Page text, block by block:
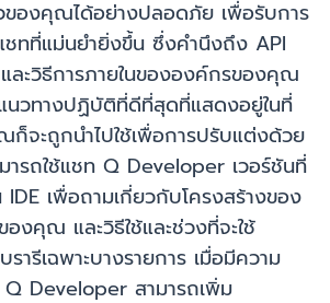
ของคุณได้อย่างปลอดภัย เพื่อรับการ
ทที่แม่นยำยิ่งขึ้น ซึ่งคำนึงถึง API
ละวิธีการภายในขององค์กรของคุณ
นวทางปฏิบัติที่ดีที่สุดที่แสดงอยู่ในที่
ก็จะถูกนำไปใช้เพื่อการปรับแต่งด้วย
รถใช้แชท Q Developer เวอร์ชันที่
IDE เพื่อถามเกี่ยวกับโครงสร้างของ
องคุณ และวิธีใช้และช่วงที่จะใช้
ารีเฉพาะบางรายการ เมื่อมีความ
Q Developer สามารถเพิ่ม